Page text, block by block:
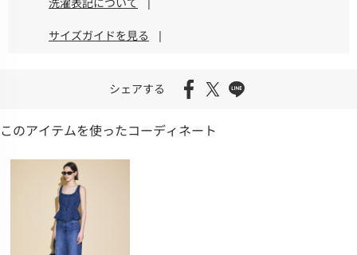
サイズガイドを見る |
シェアする
このアイテムを使ったコーディネート